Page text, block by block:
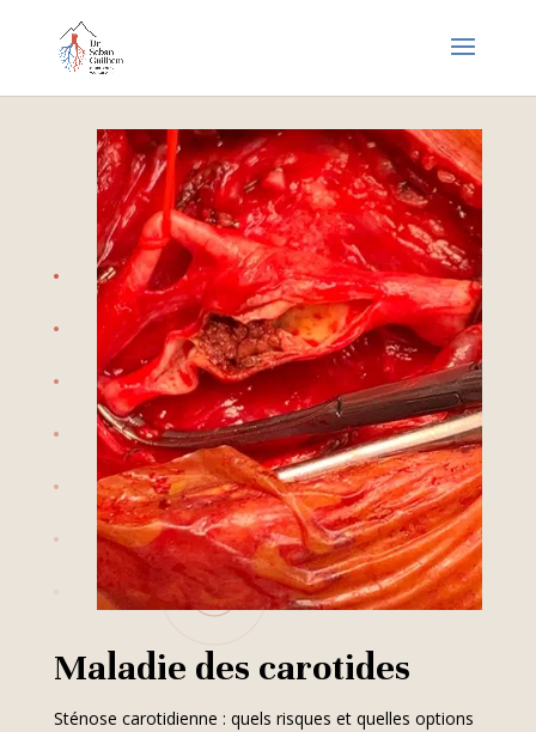
Maladie des carotides
Sténose carotidienne : quels risques et quelles options